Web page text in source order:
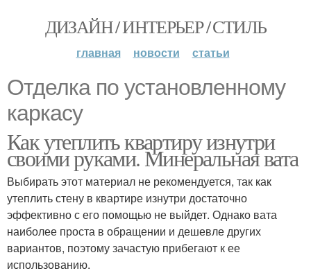
ДИЗАЙН / ИНТЕРЬЕР / СТИЛЬ
главная новости статьи
Отделка по установленному
каркасу
Как утеплить квартиру изнутри
своими руками. Минеральная вата
Выбирать этот материал не рекомендуется, так как
утеплить стену в квартире изнутри достаточно
эффективно с его помощью не выйдет. Однако вата
наиболее проста в обращении и дешевле других
вариантов, поэтому зачастую прибегают к ее
использованию.